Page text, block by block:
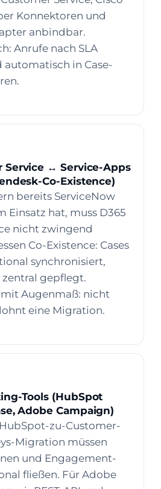
Konnektoren und
anbindbar.
Anrufe nach SLA
in Case-
Service ↔ Service-Apps
Co-Existence)
bereits ServiceNow
Einsatz hat, muss D365
nicht zwingend
Co-Existence: Cases
synchronisiert,
gepflegt.
Augenmaß: nicht
eine Migration.
Tools (HubSpot
Adobe Campaign)
zu-Customer-
Migration müssen
und Engagement-
fließen. Für Adobe